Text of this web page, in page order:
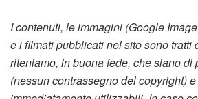
I contenuti, le immagini (Google
e i filmati pubblicati nel sito sono tratti
riteniamo, in buona fede, che siano
(nessun contrassegno del copyright)